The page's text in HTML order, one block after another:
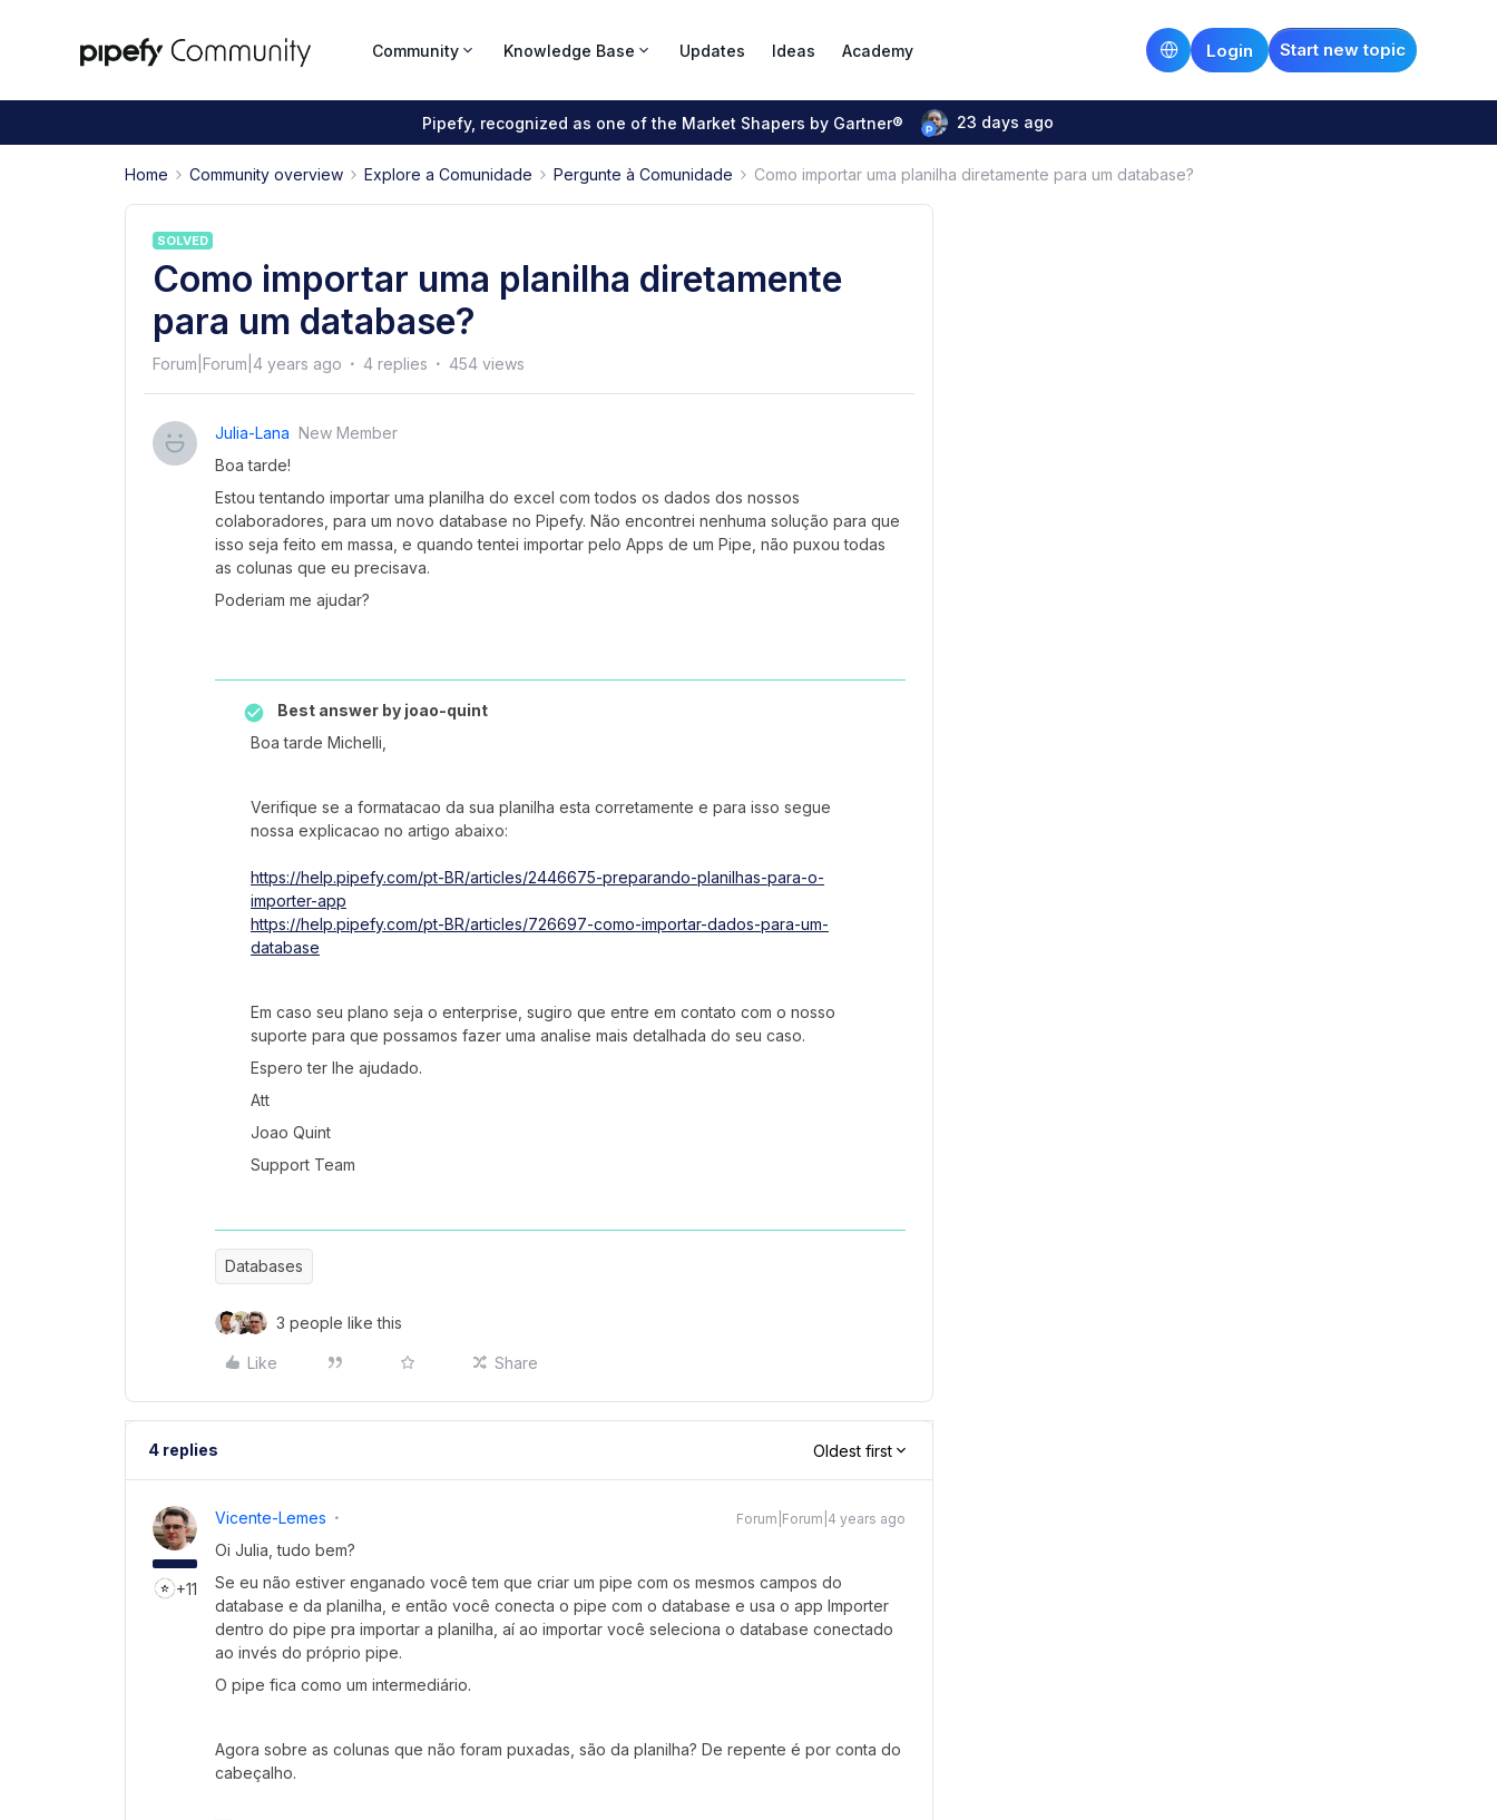
Community Knowledge Base Updates Ideas Academy Start new topic
Login
Pipefy, recognized as one of the Market Shapers by Gartner® 23 days ago
Home Community overview Explore a Comunidade Pergunte à Comunidade Como importar uma planilha diretamente para um database?
SOLVED
Como importar uma planilha diretamente
para um database?
Forum|Forum|4 years ago 4 replies 454 views
Julia-Lana New Member
Boa tarde!
Estou tentando importar uma planilha do excel com todos os dados dos nossos
colaboradores, para um novo database no Pipefy. Não encontrei nenhuma solução para que
isso seja feito em massa, e quando tentei importar pelo Apps de um Pipe, não puxou todas
as colunas que eu precisava.
Poderiam me ajudar?
Best answer by joao-quint
Boa tarde Michelli,
Verifique se a formatacao da sua planilha esta corretamente e para isso segue
nossa explicacao no artigo abaixo:
https://help.pipefy.com/pt-BR/articles/2446675-preparando-planilhas-para-o-
importer-app
https://help.pipefy.com/pt-BR/articles/726697-como-importar-dados-para-um-
database
Em caso seu plano seja o enterprise, sugiro que entre em contato com o nosso
suporte para que possamos fazer uma analise mais detalhada do seu caso.
Espero ter lhe ajudado.
Att
Joao Quint
Support Team
Databases
3 people like this
Like Share
4 replies Oldest first
+11
Vicente-Lemes Forum|Forum|4 years ago
Oi Julia, tudo bem?
Se eu não estiver enganado você tem que criar um pipe com os mesmos campos do
database e da planilha, e então você conecta o pipe com o database e usa o app Importer
dentro do pipe pra importar a planilha, aí ao importar você seleciona o database conectado
ao invés do próprio pipe.
O pipe fica como um intermediário.
Agora sobre as colunas que não foram puxadas, são da planilha? De repente é por conta do
cabeçalho.